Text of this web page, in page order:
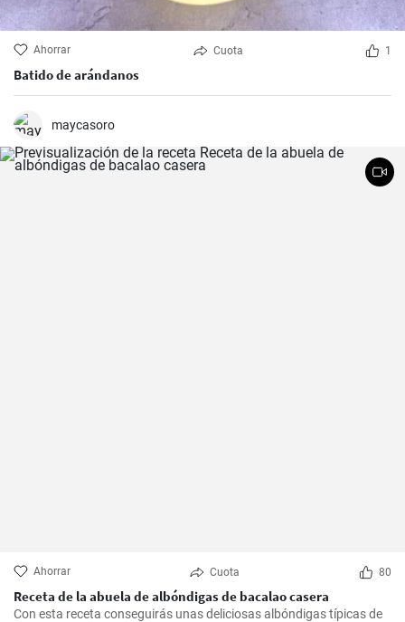
Ahorrar Cuota 1
Batido de arándanos
maycasoro
Ahorrar Cuota 80
Receta de la abuela de albóndigas de bacalao casera
Con esta receta conseguirás unas deliciosas albóndigas típicas de